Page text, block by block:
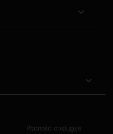


Płatności obsługuje